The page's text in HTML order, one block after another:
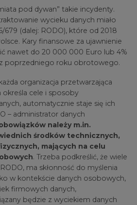
pod dywan” takie incydenty.
wycieku danych miało
679 (dalej: RODO), które od 2018
Kary finansowe za ujawnienie
nawet do 20 000 000 Euro lub 4%
poprzedniego roku obrotowego.
organizacja przetwarzająca
cele i sposoby
automatycznie staje się ich
– administrator danych
należy m.in.
środków technicznych,
mających na celu
. Trzeba podkreślić, że wiele
ma skłonność do myślenia
w kontekście danych osobowych,
firmowych danych,
będzie z wyciekiem danych